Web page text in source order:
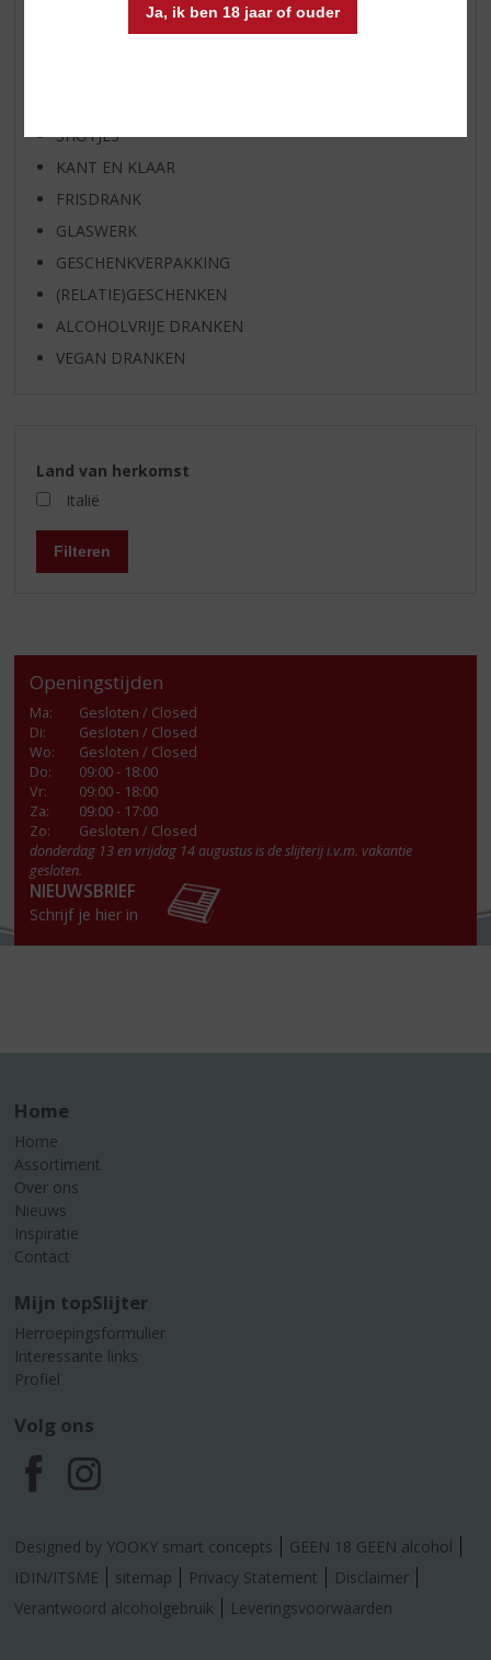
Ja, ik ben 18 jaar of ouder
SHOTJES
KANT EN KLAAR
FRISDRANK
GLASWERK
GESCHENKVERPAKKING
(RELATIE)GESCHENKEN
ALCOHOLVRIJE DRANKEN
VEGAN DRANKEN
Land van herkomst
Italië
Filteren
Openingstijden
Ma:
Gesloten / Closed
Di:
Gesloten / Closed
Wo:
Gesloten / Closed
Do:
09:00 - 18:00
Vr:
09:00 - 18:00
Za:
09:00 - 17:00
Zo:
Gesloten / Closed
donderdag 13 en vrijdag 14 augustus is de slijterij i.v.m. vakantie
gesloten.
NIEUWSBRIEF
Schrijf je hier in
Home
Home
Assortiment
Over ons
Nieuws
Inspiratie
Contact
Mijn topSlijter
Herroepingsformulier
Interessante links
Profiel
Volg ons
F
a
c
I
n
s
Designed by YOOKY smart concepts
GEEN 18 GEEN alcohol
IDIN/ITSME
sitemap Privacy Statement
Disclaimer
Verantwoord alcoholgebruik
Leveringsvoorwaarden